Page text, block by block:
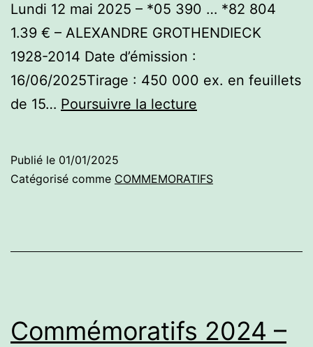
Lundi 12 mai 2025 – *05 390 … *82 804
1.39 € – ALEXANDRE GROTHENDIECK
1928-2014 Date d’émission :
16/06/2025Tirage : 450 000 ex. en feuillets
de 15… Poursuivre la lecture
1er
Publié le 01/01/2025
Catégorisé comme COMMEMORATIFS
Commémoratifs 2024 –